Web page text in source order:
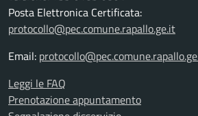
Posta Elettronica Certificata:
protocollo@pec.comune.rapallo.ge.it
Email:
Leggi le FAQ
Prenotazione appuntamento